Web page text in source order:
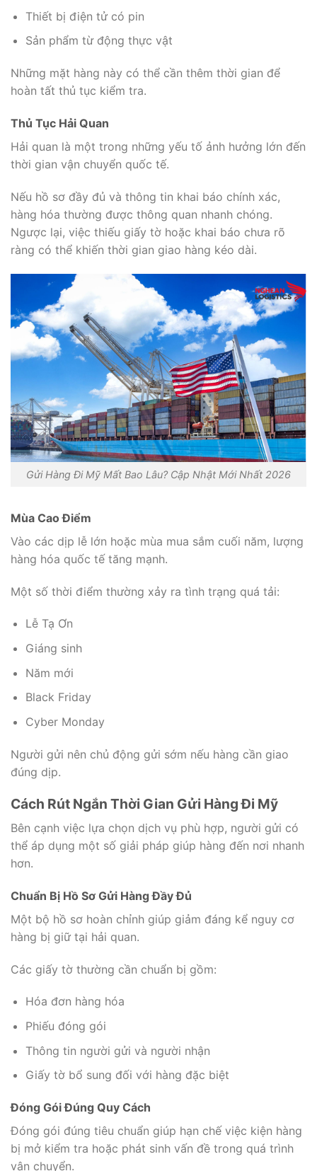
Thiết bị điện tử có pin
Sản phẩm từ động thực vật
Những mặt hàng này có thể cần thêm thời gian để
hoàn tất thủ tục kiểm tra.
Thủ Tục Hải Quan
Hải quan là một trong những yếu tố ảnh hưởng lớn đến
thời gian vận chuyển quốc tế.
Nếu hồ sơ đầy đủ và thông tin khai báo chính xác,
hàng hóa thường được thông quan nhanh chóng.
Ngược lại, việc thiếu giấy tờ hoặc khai báo chưa rõ
ràng có thể khiến thời gian giao hàng kéo dài.
Gửi Hàng Đi Mỹ Mất Bao Lâu? Cập Nhật Mới Nhất 2026
Mùa Cao Điểm
Vào các dịp lễ lớn hoặc mùa mua sắm cuối năm, lượng
hàng hóa quốc tế tăng mạnh.
Một số thời điểm thường xảy ra tình trạng quá tải:
Lễ Tạ Ơn
Giáng sinh
Năm mới
Black Friday
Cyber Monday
Người gửi nên chủ động gửi sớm nếu hàng cần giao
đúng dịp.
Cách Rút Ngắn Thời Gian Gửi Hàng Đi Mỹ
Bên cạnh việc lựa chọn dịch vụ phù hợp, người gửi có
thể áp dụng một số giải pháp giúp hàng đến nơi nhanh
hơn.
Chuẩn Bị Hồ Sơ Gửi Hàng Đầy Đủ
Một bộ hồ sơ hoàn chỉnh giúp giảm đáng kể nguy cơ
hàng bị giữ tại hải quan.
Các giấy tờ thường cần chuẩn bị gồm:
Hóa đơn hàng hóa
Phiếu đóng gói
Thông tin người gửi và người nhận
Giấy tờ bổ sung đối với hàng đặc biệt
Đóng Gói Đúng Quy Cách
Đóng gói đúng tiêu chuẩn giúp hạn chế việc kiện hàng
bị mở kiểm tra hoặc phát sinh vấn đề trong quá trình
vận chuyển.